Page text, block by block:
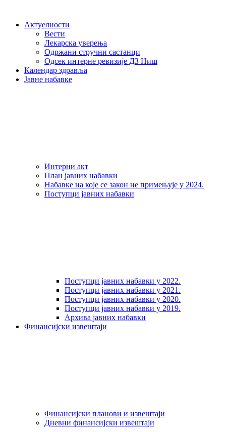
Актуелности
Вести
Лекарска уверења
Одржани стручни састанци
Одсек интерне ревизије ДЗ Ниш
Календар здравља
Јавне набавке
Интерни акт
План јавних набавки
Набавке на које се закон не примењује у 2024.
Поступци јавних набавки
Поступци јавних набавки у 2022.
Поступци јавних набавки у 2021.
Поступци јавних набавки у 2020.
Поступци јавних набавки у 2019.
Архива јавних набавки
Финансијски извештаји
Финансијски планови и извештаји
Дневни финансијски извештаји